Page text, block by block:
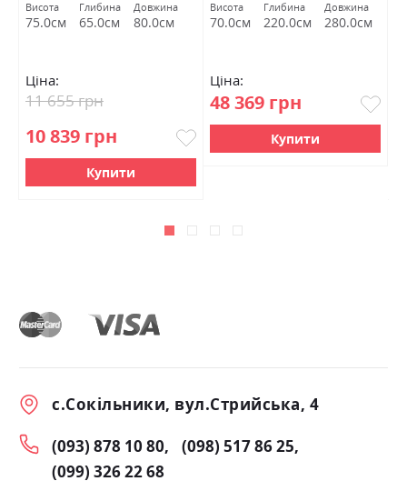
Висота
75.0см
Глибина
65.0см
Довжина
80.0см
Ціна:
10 839 грн
11 655 грн
Купити
Висота
70.0см
Глибина
220.0см
Довжина
280.0см
Ціна:
48 369 грн
Купити
с.Сокільники, вул.Стрийська, 4
(093) 878 10 80
(098) 517 86 25
(099) 326 22 68